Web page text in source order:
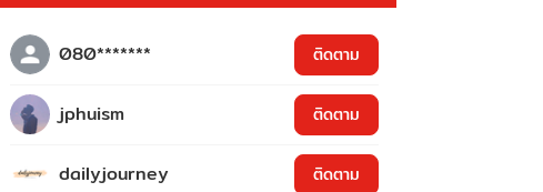
080******* ติดตาม
jphuism ติดตาม
dailyjourney ติดตาม